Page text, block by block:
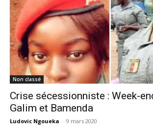
Non classé
Crise sécessionniste : Week-
Galim et Bamenda
Ludovic Ngoueka - 9 mars 2020